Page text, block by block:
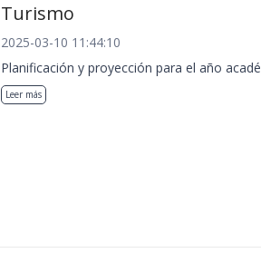
Turismo
2025-03-10 11:44:10
Planificación y proyección para el año
Leer más